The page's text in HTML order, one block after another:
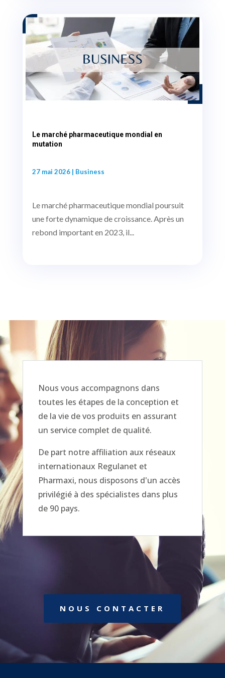
Le marché pharmaceutique mondial en
mutation
27 mai 2026| Business
Le marché pharmaceutique mondial poursuit
une forte dynamique de croissance. Après un
rebond important en 2023, il...
Nous vous accompagnons dans
toutes les étapes de la conception et
de la vie de vos produits en assurant
un service complet de qualité.
De part notre affiliation aux réseaux
internationaux Regulanet et
Pharmaxi, nous disposons d'un accès
privilégié à des spécialistes dans plus
de 90 pays.
NOUS CONTACTER